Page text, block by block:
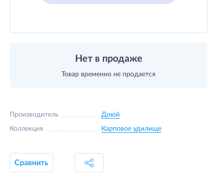
Нет в продаже
Товар временно не продается
Производитель Доюй
Коллекция Карповое удилище
Сравнить